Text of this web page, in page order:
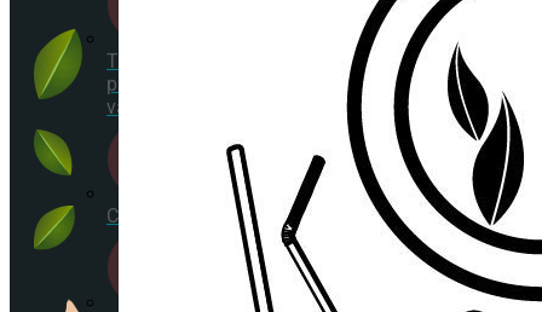
Tapas
para
vasos
Cañitas/Pajitas